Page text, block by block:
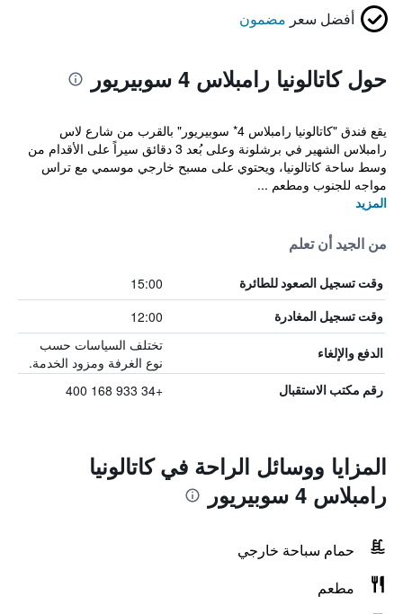
أفضل سعر مضمون
حول كاتالونيا رامبلاس 4 سوبيريور
يقع فندق "كاتالونيا رامبلاس 4* سوبيريور" بالقرب من شارع لاس
رامبلاس الشهير في برشلونة وعلى بُعد 3 دقائق سيراً على الأقدام من
وسط ساحة كاتالونيا، ويحتوي على مسبح خارجي موسمي مع تراس
مواجه للجنوب ومطعم ...
المزيد
من الجيد أن تعلم
وقت تسجيل الصعود للطائرة 15:00
وقت تسجيل المغادرة 12:00
الدفع والإلغاء
تختلف السياسات حسب
نوع الغرفة ومزود الخدمة.
رقم مكتب الاستقبال +34 933 168 400
المزايا ووسائل الراحة في كاتالونيا
رامبلاس 4 سوبيريور
حمام سباحة خارجي
مطعم